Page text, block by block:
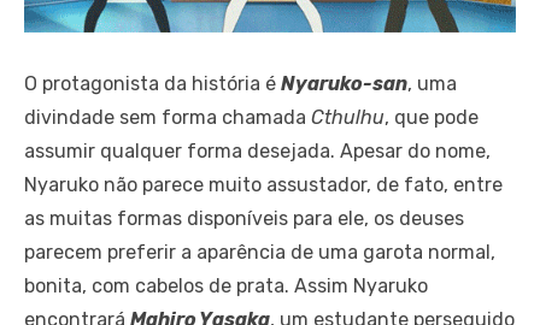
O protagonista da história é Nyaruko-san, uma
divindade sem forma chamada Cthulhu, que pode
assumir qualquer forma desejada. Apesar do nome,
Nyaruko não parece muito assustador, de fato, entre
as muitas formas disponíveis para ele, os deuses
parecem preferir a aparência de uma garota normal,
bonita, com cabelos de prata. Assim Nyaruko
encontrará Mahiro Yasaka, um estudante perseguido